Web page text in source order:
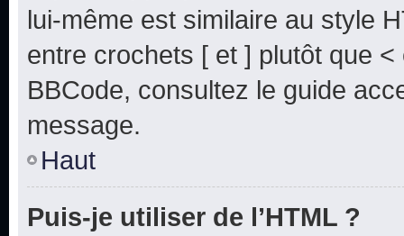
lui-même est similaire au style
entre crochets [ et ] plutôt que
BBCode, consultez le guide
message.
Haut
Puis-je utiliser de l’HTML ?